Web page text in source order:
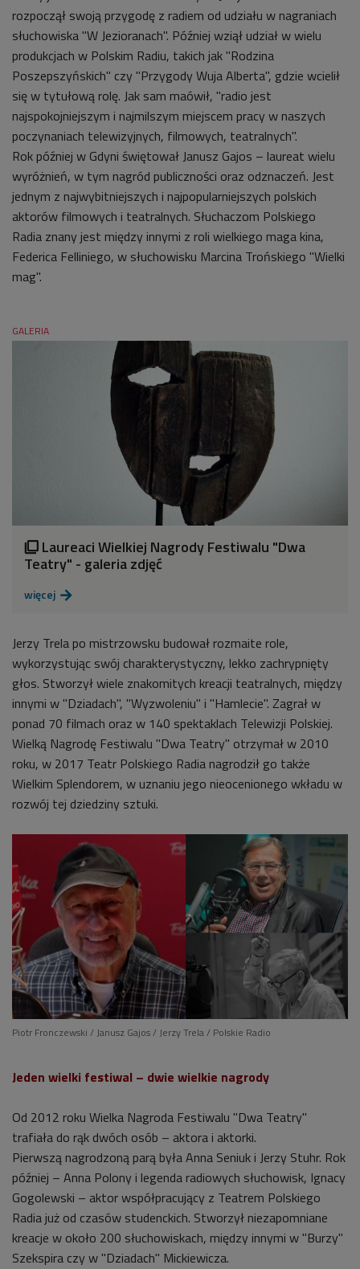
rozpoczął swoją przygodę z radiem od udziału w nagraniach
słuchowiska "W Jezioranach". Później wziął udział w wielu
produkcjach w Polskim Radiu, takich jak "Rodzina
Poszepszyńskich" czy "Przygody Wuja Alberta", gdzie wcielił
się w tytułową rolę. Jak sam maówił, "radio jest
najspokojniejszym i najmilszym miejscem pracy w naszych
poczynaniach telewizyjnych, filmowych, teatralnych".
Rok później w Gdyni świętował Janusz Gajos – laureat wielu
wyróżnień, w tym nagród publiczności oraz odznaczeń. Jest
jednym z najwybitniejszych i najpopularniejszych polskich
aktorów filmowych i teatralnych. Słuchaczom Polskiego
Radia znany jest między innymi z roli wielkiego maga kina,
Federica Felliniego, w słuchowisku Marcina Trońskiego "Wielki
mag".
GALERIA
 Laureaci Wielkiej Nagrody Festiwalu "Dwa
Teatry" - galeria zdjęć
więcej 
Jerzy Trela po mistrzowsku budował rozmaite role,
wykorzystując swój charakterystyczny, lekko zachrypnięty
głos. Stworzył wiele znakomitych kreacji teatralnych, między
innymi w "Dziadach", "Wyzwoleniu" i "Hamlecie". Zagrał w
ponad 70 filmach oraz w 140 spektaklach Telewizji Polskiej.
Wielką Nagrodę Festiwalu "Dwa Teatry" otrzymał w 2010
roku, w 2017 Teatr Polskiego Radia nagrodził go także
Wielkim Splendorem, w uznaniu jego nieocenionego wkładu w
rozwój tej dziedziny sztuki.
Piotr Fronczewski / Janusz Gajos / Jerzy Trela / Polskie Radio
Jeden wielki festiwal – dwie wielkie nagrody
Od 2012 roku Wielka Nagroda Festiwalu "Dwa Teatry"
trafiała do rąk dwóch osób – aktora i aktorki.
Pierwszą nagrodzoną parą była Anna Seniuk i Jerzy Stuhr. Rok
później – Anna Polony i legenda radiowych słuchowisk, Ignacy
Gogolewski – aktor współpracujący z Teatrem Polskiego
Radia już od czasów studenckich. Stworzył niezapomniane
kreacje w około 200 słuchowiskach, między innymi w "Burzy"
Szekspira czy w "Dziadach" Mickiewicza.